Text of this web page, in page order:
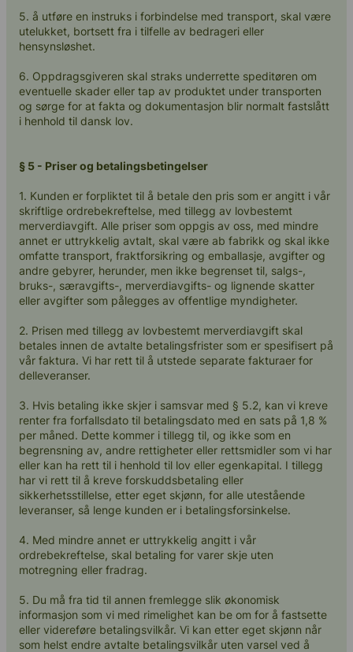
5. å utføre en instruks i forbindelse med transport, skal være
utelukket, bortsett fra i tilfelle av bedrageri eller
hensynsløshet.
6. Oppdragsgiveren skal straks underrette speditøren om
eventuelle skader eller tap av produktet under transporten
og sørge for at fakta og dokumentasjon blir normalt fastslått
i henhold til dansk lov.
§ 5 - Priser og betalingsbetingelser
1. Kunden er forpliktet til å betale den pris som er angitt i vår
skriftlige ordrebekreftelse, med tillegg av lovbestemt
merverdiavgift. Alle priser som oppgis av oss, med mindre
annet er uttrykkelig avtalt, skal være ab fabrikk og skal ikke
omfatte transport, fraktforsikring og emballasje, avgifter og
andre gebyrer, herunder, men ikke begrenset til, salgs-,
bruks-, særavgifts-, merverdiavgifts- og lignende skatter
eller avgifter som pålegges av offentlige myndigheter.
2. Prisen med tillegg av lovbestemt merverdiavgift skal
betales innen de avtalte betalingsfrister som er spesifisert på
vår faktura. Vi har rett til å utstede separate fakturaer for
delleveranser.
3. Hvis betaling ikke skjer i samsvar med § 5.2, kan vi kreve
renter fra forfallsdato til betalingsdato med en sats på 1,8 %
per måned. Dette kommer i tillegg til, og ikke som en
begrensning av, andre rettigheter eller rettsmidler som vi har
eller kan ha rett til i henhold til lov eller egenkapital. I tillegg
har vi rett til å kreve forskuddsbetaling eller
sikkerhetsstillelse, etter eget skjønn, for alle utestående
leveranser, så lenge kunden er i betalingsforsinkelse.
4. Med mindre annet er uttrykkelig angitt i vår
ordrebekreftelse, skal betaling for varer skje uten
motregning eller fradrag.
5. Du må fra tid til annen fremlegge slik økonomisk
informasjon som vi med rimelighet kan be om for å fastsette
eller videreføre betalingsvilkår. Vi kan etter eget skjønn når
som helst endre avtalte betalingsvilkår uten varsel ved å